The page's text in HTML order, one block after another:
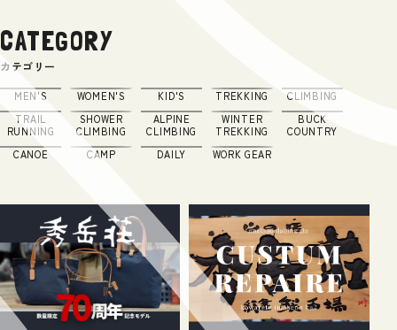
CATEGORY
カテゴリー
MEN'S WOMEN'S KID'S TREKKING
CLIMBING
TRAIL
RUNNING
SHOWER
CLIMBING
ALPINE
CLIMBING
WINTER
TREKKING
BUCK
COUNTRY
CANOE
CAMP DAILY WORK GEAR